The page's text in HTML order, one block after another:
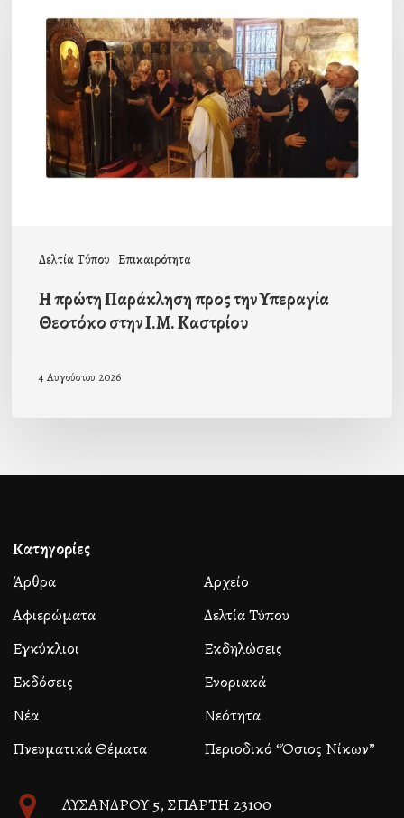
Δελτία Τύπου Επικαιρότητα
πρώτη
Παράκληση
Υπεραγία
Θεοτόκο
Η πρώτη Παράκληση προς την Υπεραγία
Θεοτόκο στην Ι.Μ. Καστρίου
4 Αυγούστου 2026
Κατηγορίες
Άρθρα
Αρχείο
Αφιερώματα
Δελτία Τύπου
Εγκύκλιοι
Εκδηλώσεις
Εκδόσεις
Ενοριακά
Νέα
Νεότητα
Πνευματικά Θέματα
Περιοδικό “Όσιος Νίκων”
ΛΥΣΑΝΔΡΟΥ 5, ΣΠΑΡΤΗ 23100